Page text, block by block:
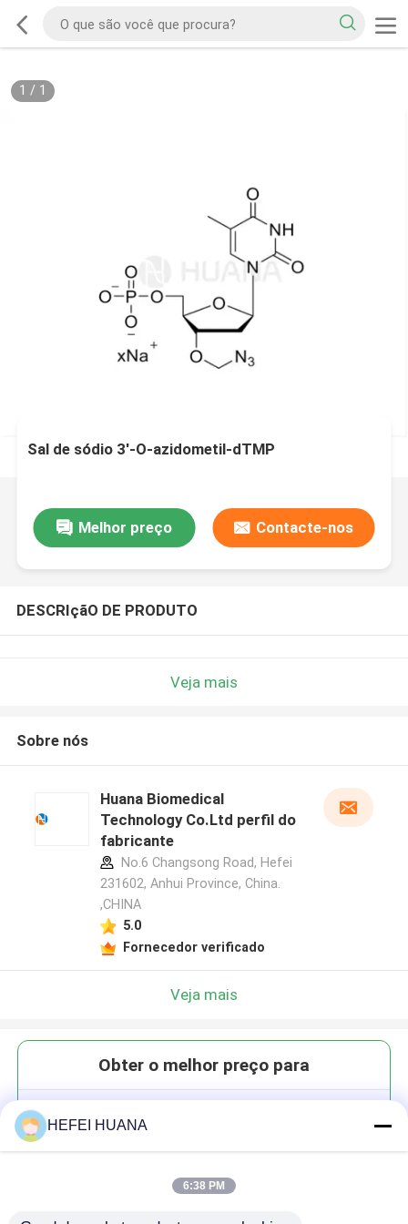
1 / 1
Sal de sódio 3′-O-azidometil-dTMP
Melhor preço Contacte-nos
DESCRIçãO DE PRODUTO
Veja mais
Sobre nós
Huana Biomedical
Technology Co.Ltd perfil do
fabricante
No.6 Changsong Road, Hefei
231602, Anhui Province, China.
,CHINA
5.0
Fornecedor verificado
Veja mais
Obter o melhor preço para
HEFEI HUANA
6:38 PM